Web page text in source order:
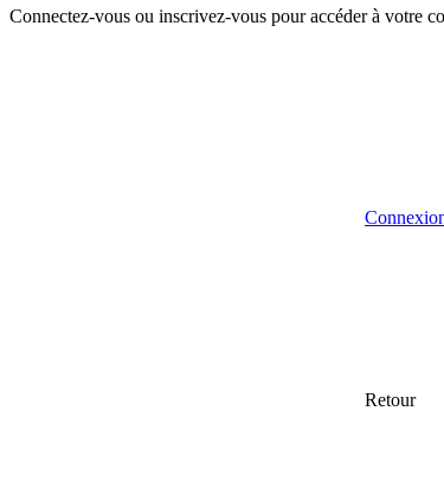
Connectez-vous ou inscrivez-vous pour accéder à votre
Retour